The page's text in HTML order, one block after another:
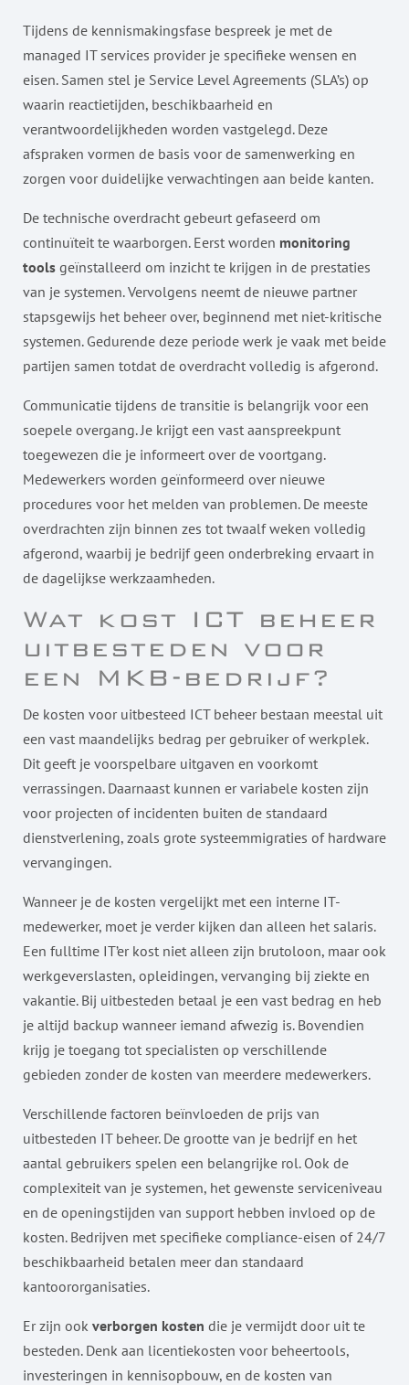
Tijdens de kennismakingsfase bespreek je met de
managed IT services provider je specifieke wensen en
eisen. Samen stel je Service Level Agreements (SLA’s) op
waarin reactietijden, beschikbaarheid en
verantwoordelijkheden worden vastgelegd. Deze
afspraken vormen de basis voor de samenwerking en
zorgen voor duidelijke verwachtingen aan beide kanten.
De technische overdracht gebeurt gefaseerd om
continuïteit te waarborgen. Eerst worden monitoring
tools geïnstalleerd om inzicht te krijgen in de prestaties
van je systemen. Vervolgens neemt de nieuwe partner
stapsgewijs het beheer over, beginnend met niet-kritische
systemen. Gedurende deze periode werk je vaak met beide
partijen samen totdat de overdracht volledig is afgerond.
Communicatie tijdens de transitie is belangrijk voor een
soepele overgang. Je krijgt een vast aanspreekpunt
toegewezen die je informeert over de voortgang.
Medewerkers worden geïnformeerd over nieuwe
procedures voor het melden van problemen. De meeste
overdrachten zijn binnen zes tot twaalf weken volledig
afgerond, waarbij je bedrijf geen onderbreking ervaart in
de dagelijkse werkzaamheden.
Wat kost ICT beheer
uitbesteden voor
een MKB-bedrijf?
De kosten voor uitbesteed ICT beheer bestaan meestal uit
een vast maandelijks bedrag per gebruiker of werkplek.
Dit geeft je voorspelbare uitgaven en voorkomt
verrassingen. Daarnaast kunnen er variabele kosten zijn
voor projecten of incidenten buiten de standaard
dienstverlening, zoals grote systeemmigraties of hardware
vervangingen.
Wanneer je de kosten vergelijkt met een interne IT-
medewerker, moet je verder kijken dan alleen het salaris.
Een fulltime IT’er kost niet alleen zijn brutoloon, maar ook
werkgeverslasten, opleidingen, vervanging bij ziekte en
vakantie. Bij uitbesteden betaal je een vast bedrag en heb
je altijd backup wanneer iemand afwezig is. Bovendien
krijg je toegang tot specialisten op verschillende
gebieden zonder de kosten van meerdere medewerkers.
Verschillende factoren beïnvloeden de prijs van
uitbesteden IT beheer. De grootte van je bedrijf en het
aantal gebruikers spelen een belangrijke rol. Ook de
complexiteit van je systemen, het gewenste serviceniveau
en de openingstijden van support hebben invloed op de
kosten. Bedrijven met specifieke compliance-eisen of 24/7
beschikbaarheid betalen meer dan standaard
kantoororganisaties.
Er zijn ook verborgen kosten die je vermijdt door uit te
besteden. Denk aan licentiekosten voor beheertools,
investeringen in kennisopbouw, en de kosten van